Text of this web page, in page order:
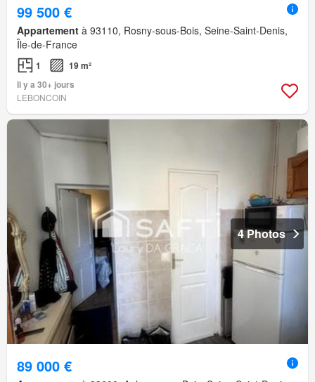
99 500 €
Appartement à 93110, Rosny-sous-Bois, Seine-Saint-Denis,
Île-de-France
1
19 m²
Il y a 30+ jours
LEBONCOIN
4 Photos
89 000 €